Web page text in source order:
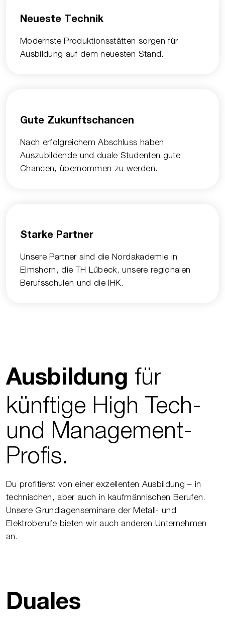
Neueste Technik
Modernste Produktionsstätten sorgen für
Ausbildung auf dem neuesten Stand.
Gute Zukunftschancen
Nach erfolgreichem Abschluss haben
Auszubildende und duale Studenten gute
Chancen, übernommen zu werden.
Starke Partner
Unsere Partner sind die Nordakademie in
Elmshorn, die TH Lübeck, unsere regionalen
Berufsschulen und die IHK.
Ausbildung für
künftige High Tech-
und Management-
Profis.
Du profitierst von einer exzellenten Ausbildung – in
technischen, aber auch in kaufmännischen Berufen.
Unsere Grundlagenseminare der Metall- und
Elektroberufe bieten wir auch anderen Unternehmen
an.
Duales